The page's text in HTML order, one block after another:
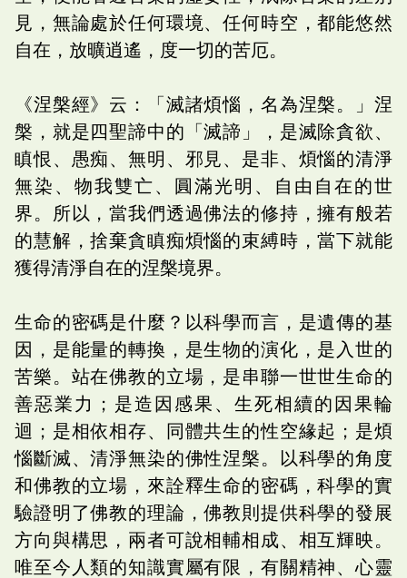
見，無論處於任何環境、任何時空，都能悠然
自在，放曠逍遙，度一切的苦厄。
《涅槃經》云：「滅諸煩惱，名為涅槃。」涅
槃，就是四聖諦中的「滅諦」，是滅除貪欲、
瞋恨、愚痴、無明、邪見、是非、煩惱的清淨
無染、物我雙亡、圓滿光明、自由自在的世
界。所以，當我們透過佛法的修持，擁有般若
的慧解，捨棄貪瞋痴煩惱的束縛時，當下就能
獲得清淨自在的涅槃境界。
生命的密碼是什麼？以科學而言，是遺傳的基
因，是能量的轉換，是生物的演化，是入世的
苦樂。站在佛教的立場，是串聯一世世生命的
善惡業力；是造因感果、生死相續的因果輪
迴；是相依相存、同體共生的性空緣起；是煩
惱斷滅、清淨無染的佛性涅槃。以科學的角度
和佛教的立場，來詮釋生命的密碼，科學的實
驗證明了佛教的理論，佛教則提供科學的發展
方向與構思，兩者可說相輔相成、相互輝映。
唯至今人類的知識實屬有限，有關精神、心靈